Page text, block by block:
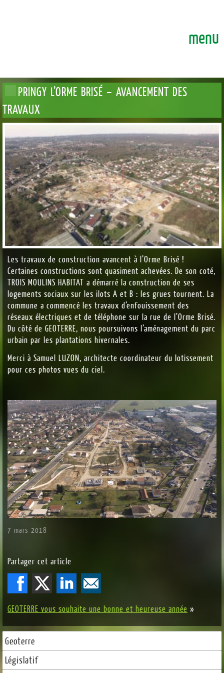
menu
PRINGY L’ORME BRISÉ – AVANCEMENT DES
TRAVAUX
Les travaux de construction avancent à l’Orme Brisé !
Certaines constructions sont quasiment achevées. De son coté,
TROIS MOULINS HABITAT a démarré la construction de ses
logements sociaux sur les ilots A et B : les grues tournent. La
commune a commencé les travaux d’enfouissement des
réseaux électriques et de téléphone sur la rue de l’Orme Brisé.
Du côté de GEOTERRE, nous poursuivons l’aménagement du parc
urbain par les plantations hivernales.
Merci à Samuel LUZON, architecte coordinateur du lotissement
pour ces photos vues du ciel.
7 mars 2018
Partager cet article
GEOTERRE vous souhaite une bonne et heureuse année »
Geoterre
Législatif